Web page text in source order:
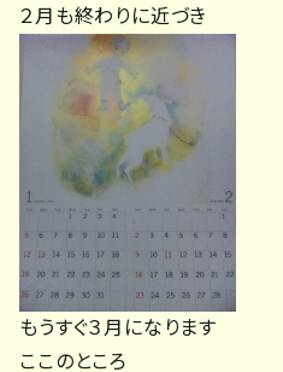
２月も終わりに近づき
もうすぐ３月になります
ここのところ